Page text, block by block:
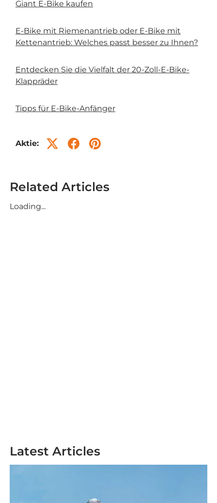
Giant E-Bike kaufen
E-Bike mit Riemenantrieb oder E-Bike mit
Kettenantrieb: Welches passt besser zu Ihnen?
Entdecken Sie die Vielfalt der 20-Zoll-E-Bike-
Klappräder
Tipps für E-Bike-Anfänger
Aktie:
Latest Articles
Related Articles
Loading...